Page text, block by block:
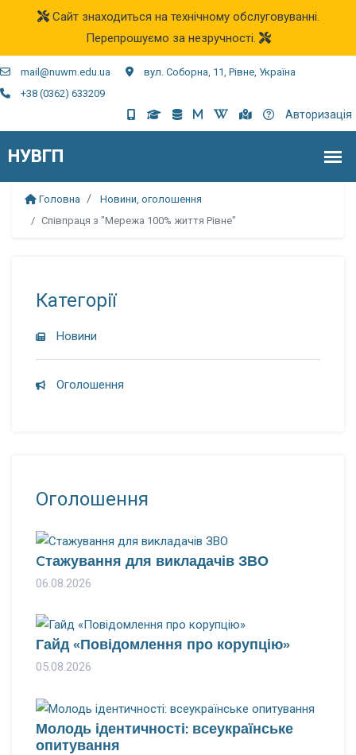
Сайт знаходиться на технічному обслуговуванні.
Перепрошуємо за незручності.
mail@nuwm.edu.ua
вул. Соборна, 11, Рівне, Україна
+38 (0362) 633209
Авторизація
Головна
Новини, оголошення
Співпраця з "Мережа 100% життя Рівне"
Категорії
Новини
Оголошення
Оголошення
Cтажування для викладачів ЗВО
06.08.2026
Гайд «Повідомлення про корупцію»
05.08.2026
Молодь ідентичності: всеукраїнське
опитування